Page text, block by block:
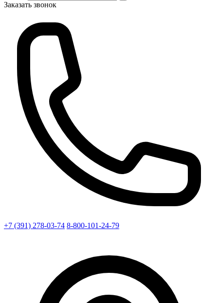
Заказать звонок
+7 (391) 278-03-74 8-800-101-24-79